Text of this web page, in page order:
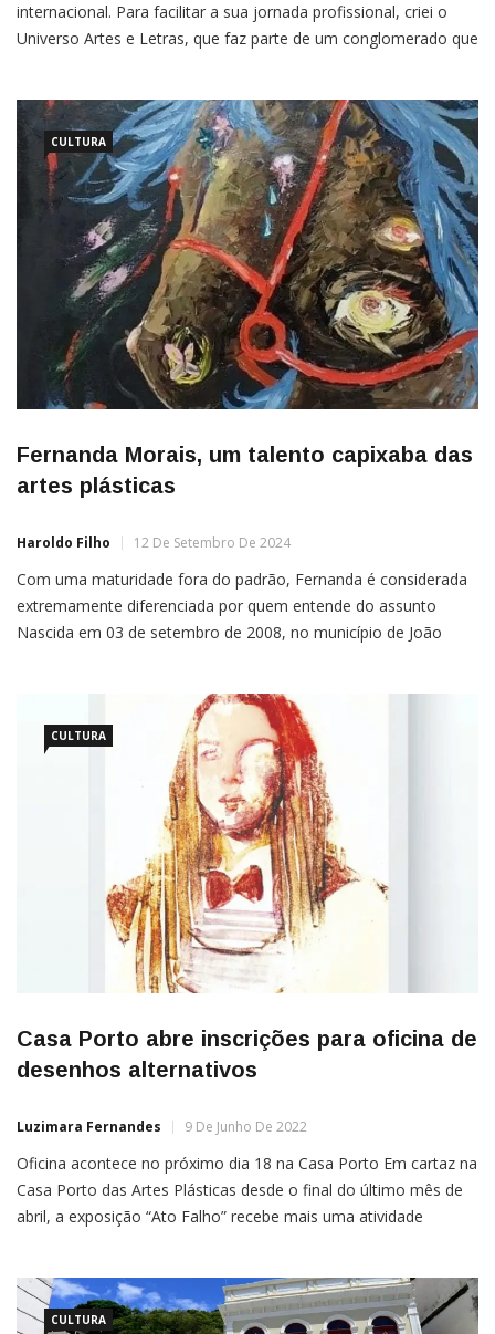
internacional. Para facilitar a sua jornada profissional, criei o
Universo Artes e Letras, que faz parte de um conglomerado que
Buenos Aires, criamos o Universo Art […]
CULTURA
Fernanda Morais, um talento capixaba das
artes plásticas
Haroldo Filho 12 De Setembro De 2024
Com uma maturidade fora do padrão, Fernanda é considerada
extremamente diferenciada por quem entende do assunto
Nascida em 03 de setembro de 2008, no município de João
desenvolver artes visuais e capaz de transmitir ao […]
CULTURA
Casa Porto abre inscrições para oficina de
desenhos alternativos
Luzimara Fernandes 9 De Junho De 2022
Oficina acontece no próximo dia 18 na Casa Porto Em cartaz na
Casa Porto das Artes Plásticas desde o final do último mês de
abril, a exposição “Ato Falho” recebe mais uma atividade
ensinar ao […]
CULTURA